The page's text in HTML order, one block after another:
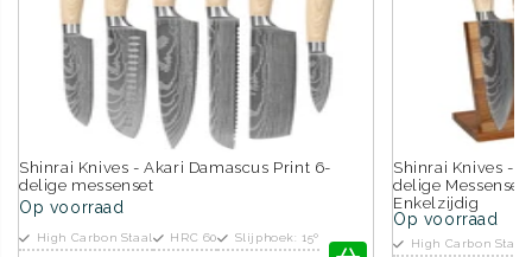
Shinrai Knives - Akari Damascus Print 6-
delige messenset
Op voorraad
High Carbon Staal HRC 60 Slijphoek: 15º
Shinrai Knives -
delige Messenset
Enkelzijdig
Op voorraad
High Carbon Staal